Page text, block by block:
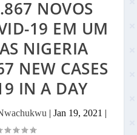
NOVOS
19 EM UM
NIGERIA
NEW CASES
IN A DAY
| Jan 19, 2021 |